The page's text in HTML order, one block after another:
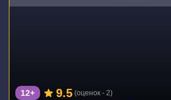
12+ 9.5 (оценок - 2)